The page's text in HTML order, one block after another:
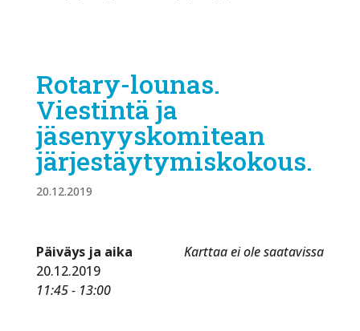
Rotary-lounas.
Viestintä ja
jäsenyyskomitean
järjestäytymiskokous.
20.12.2019
Karttaa ei ole saatavissa
Päiväys ja aika
20.12.2019
11:45 - 13:00